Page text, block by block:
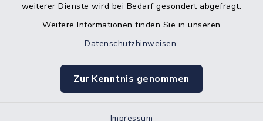
weiterer Dienste wird bei Bedarf gesondert abgefragt.
Weitere Informationen finden Sie in unseren
Datenschutzhinweisen.
Zur Kenntnis genommen
Impressum
Barrierefreiheit
Impressum